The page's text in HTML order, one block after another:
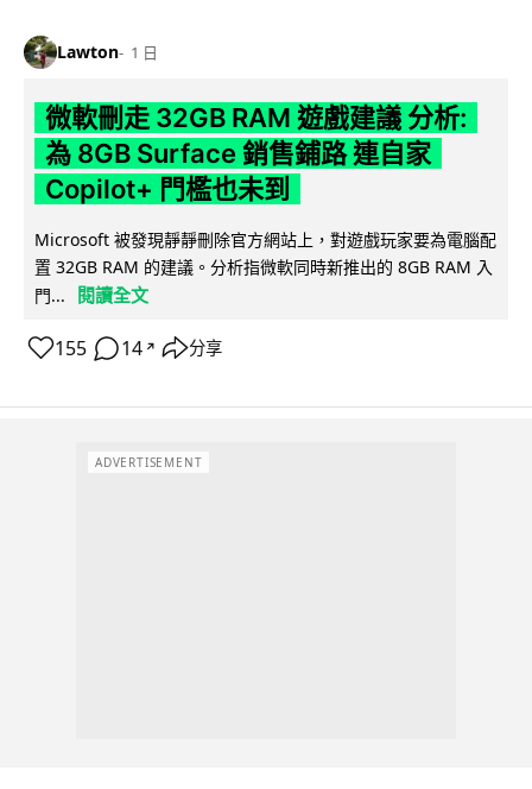
Lawton 1 日
微軟刪走 32GB RAM 遊戲建議 分析:
為 8GB Surface 銷售鋪路 連自家
Copilot+ 門檻也未到
Microsoft 被發現靜靜刪除官方網站上，對遊戲玩家要為電腦配
置 32GB RAM 的建議。分析指微軟同時新推出的 8GB RAM 入
門...
閱讀全文
155 14 ↗ 分享
ADVERTISEMENT